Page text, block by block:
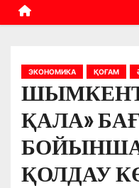
ЭКОНОМИКА ҚОҒАМ
ҚАЛА»
БОЙЫНША
ҚОЛДАУ